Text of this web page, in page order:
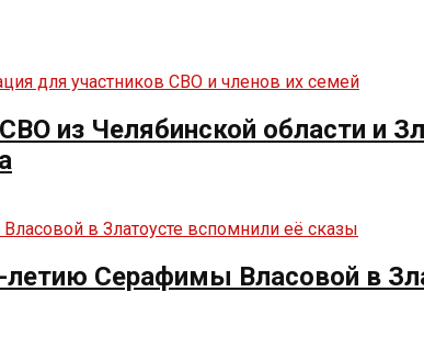
из Челябинской области и
летию Серафимы Власовой в